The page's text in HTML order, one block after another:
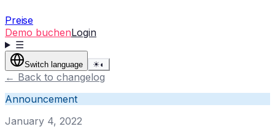
Preise
Demo buchenLogin
☰
Switch language ☀◐
← Back to changelog
Announcement
January 4, 2022